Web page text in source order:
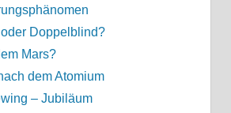
Doppelblind?
Mars?
dem Atomium
– Jubiläum